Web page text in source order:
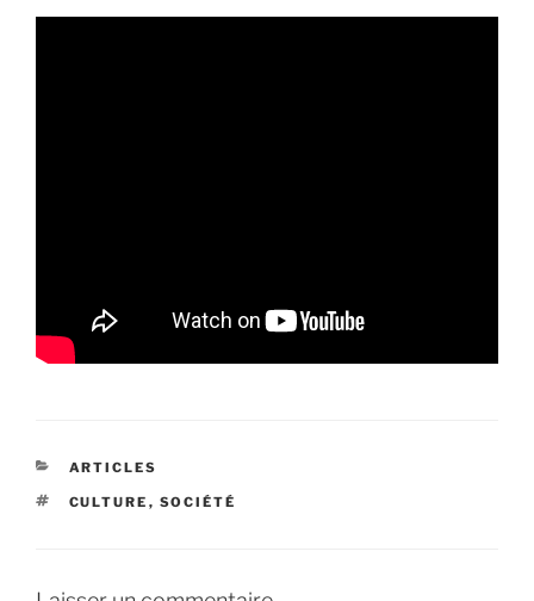
CATÉGORIES
ARTICLES
ÉTIQUETTES
CULTURE , SOCIÉTÉ